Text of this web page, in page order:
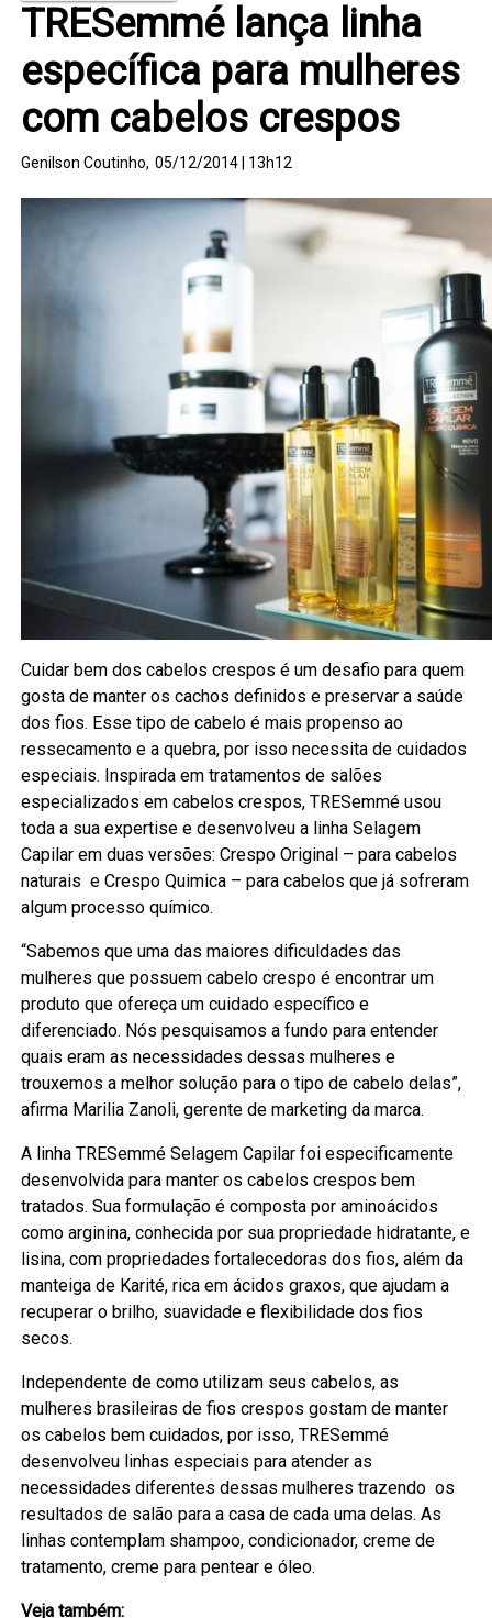
TRESemmé lança linha
específica para mulheres
com cabelos crespos
Genilson Coutinho, 05/12/2014 | 13h12
Cuidar bem dos cabelos crespos é um desafio para quem
gosta de manter os cachos definidos e preservar a saúde
dos fios. Esse tipo de cabelo é mais propenso ao
ressecamento e a quebra, por isso necessita de cuidados
especiais. Inspirada em tratamentos de salões
especializados em cabelos crespos, TRESemmé usou
toda a sua expertise e desenvolveu a linha Selagem
Capilar em duas versões: Crespo Original – para cabelos
naturais e Crespo Quimica – para cabelos que já sofreram
algum processo químico.
“Sabemos que uma das maiores dificuldades das
mulheres que possuem cabelo crespo é encontrar um
produto que ofereça um cuidado específico e
diferenciado. Nós pesquisamos a fundo para entender
quais eram as necessidades dessas mulheres e
trouxemos a melhor solução para o tipo de cabelo delas”,
afirma Marilia Zanoli, gerente de marketing da marca.
A linha TRESemmé Selagem Capilar foi especificamente
desenvolvida para manter os cabelos crespos bem
tratados. Sua formulação é composta por aminoácidos
como arginina, conhecida por sua propriedade hidratante, e
lisina, com propriedades fortalecedoras dos fios, além da
manteiga de Karité, rica em ácidos graxos, que ajudam a
recuperar o brilho, suavidade e flexibilidade dos fios
secos.
Independente de como utilizam seus cabelos, as
mulheres brasileiras de fios crespos gostam de manter
os cabelos bem cuidados, por isso, TRESemmé
desenvolveu linhas especiais para atender as
necessidades diferentes dessas mulheres trazendo os
resultados de salão para a casa de cada uma delas. As
linhas contemplam shampoo, condicionador, creme de
tratamento, creme para pentear e óleo.
Veja também: